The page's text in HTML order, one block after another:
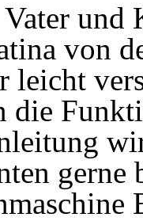
und
von
leicht
die